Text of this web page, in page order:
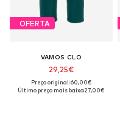
OFERTA
VAMOS CLO
29,25€
Preço original: 60,00€
Último preço mais baixo:27,00€